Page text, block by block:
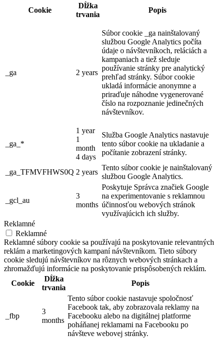
Cookie
Dĺžka
trvania
Popis
_ga 2 years
Súbor cookie _ga nainštalovaný
službou Google Analytics počíta
údaje o návštevníkoch, reláciách a
kampaniach a tiež sleduje
používanie stránky pre analytický
prehľad stránky. Súbor cookie
ukladá informácie anonymne a
priraďuje náhodne vygenerované
číslo na rozpoznanie jedinečných
návštevníkov.
_ga_*
1 year
1
month
4 days
Služba Google Analytics nastavuje
tento súbor cookie na ukladanie a
počítanie zobrazení stránky.
_ga_TFMVFHWS0Q 2 years
Tento súbor cookie je nainštalovaný
službou Google Analytics.
_gcl_au
3
months
Poskytuje Správca značiek Google
na experimentovanie s reklamnou
účinnosťou webových stránok
využívajúcich ich služby.
Reklamné
Reklamné
Reklamné súbory cookie sa používajú na poskytovanie relevantných
reklám a marketingových kampaní návštevníkom. Tieto súbory
cookie sledujú návštevníkov na rôznych webových stránkach a
zhromažďujú informácie na poskytovanie prispôsobených reklám.
Cookie
Dĺžka
trvania
Popis
_fbp
3
months
Tento súbor cookie nastavuje spoločnosť
Facebook tak, aby zobrazovala reklamy na
Facebooku alebo na digitálnej platforme
poháňanej reklamami na Facebooku po
návšteve webovej stránky.